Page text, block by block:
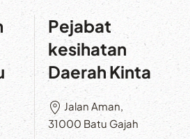
Pejabat
kesihatan
Daerah Kinta
Jalan Aman,
31000 Batu Gajah